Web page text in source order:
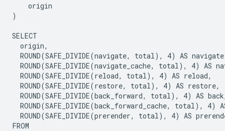
    origin
)
SELECT
  origin,
ROUND(SAFE_DIVIDE(navigate, total), 4) AS
ROUND(SAFE_DIVIDE(navigate_cache, total), 4) AS
  ROUND(SAFE_DIVIDE(reload, total), 4) AS reload,
  ROUND(SAFE_DIVIDE(restore, total), 4) AS restore,
ROUND(SAFE_DIVIDE(back_forward, total), 4) AS
ROUND(SAFE_DIVIDE(back_forward_cache, total), 4)
ROUND(SAFE_DIVIDE(prerender, total), 4) AS
FROM